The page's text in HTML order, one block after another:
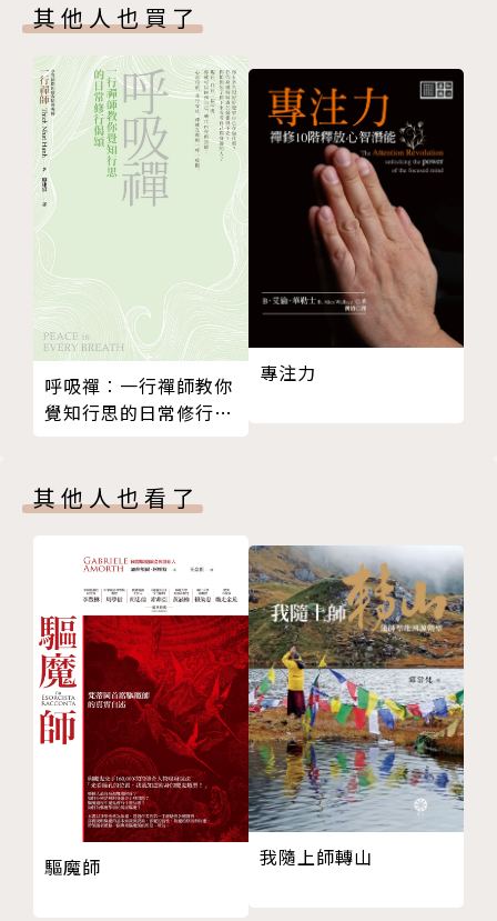
題。
本書倡導一種社會向度的宗教對話，並以此形成理解宗
教多樣性兩種方式：一方面，宗教思想內部有著對差異
中合一的渴求，為人類生活尋求共同的倫理價值；另一
方面，從宗教多樣性的事實，到對其加以積極回應的多
元主義，驅使著宗教寬容以及宗教自由，推動著一般意
義上的良知自由。與之同時，自由主義的基本價值對於
多元性的充分認可，也成為宗教多元繁榮的重要保證。
第三節 公共政治語境中的宗教多元主義和宗教觀念
第五章 全球視野：宗教多樣性的多種治理
第一節 歐洲的宗教多樣性治理：英國與法國
第二節 北美洲的宗教多樣性治理：美國與加拿大
第三節 亞洲—太平洋地區的宗教多樣性治理
結 語
後 記
參考書目
其他人也買了
呼吸禪︰一行禪師教你
覺知行思的日常修行偈
專注力
其他人也看了
驅魔師 我隨上師轉山